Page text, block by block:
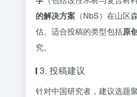
的解决方案 （NbS）在山区
估。适合投稿的类型包括原
究。
3. 投稿建议
针对中国研究者，建议选题